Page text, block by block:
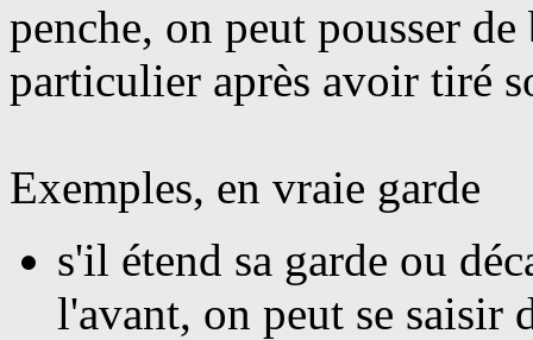
penche, on peut pousser
particulier après avoir tiré
Exemples, en vraie garde
s'il étend sa garde ou
l'avant, on peut se saisir